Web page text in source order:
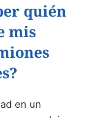
quién
mis
en un